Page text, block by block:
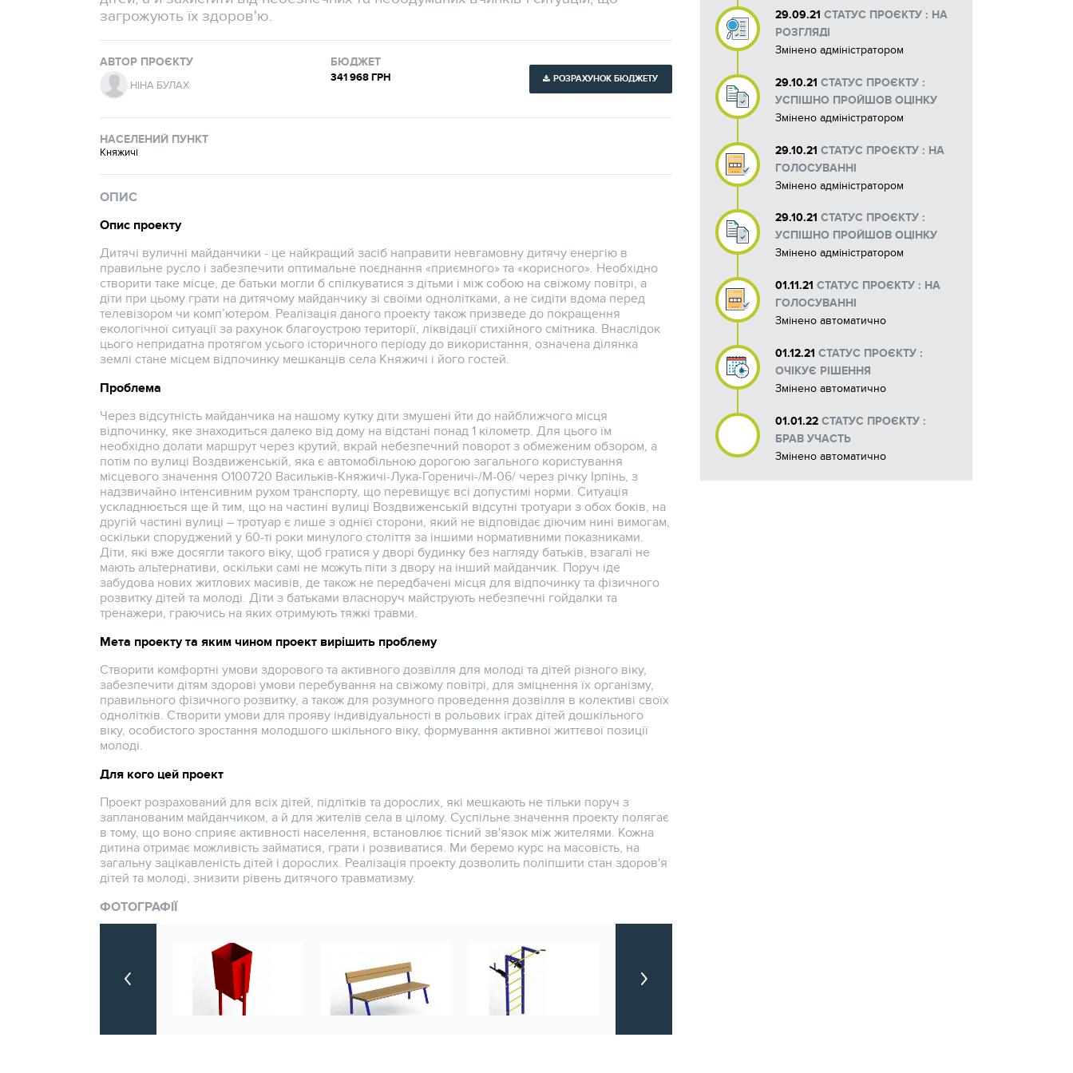
загрожують їх здоров'ю.
АВТОР ПРОЄКТУ
НІНА БУЛАХ
БЮДЖЕТ
341 968 ГРН РОЗРАХУНОК БЮДЖЕТУ
НАСЕЛЕНИЙ ПУНКТ
Княжичі
ОПИС
Опис проекту
Дитячі вуличні майданчики - це найкращий засіб направити невгамовну дитячу енергію в
правильне русло і забезпечити оптимальне поєднання «приємного» та «корисного». Необхідно
створити таке місце, де батьки могли б спілкуватися з дітьми і між собою на свіжому повітрі, а
діти при цьому грати на дитячому майданчику зі своїми однолітками, а не сидіти вдома перед
телевізором чи комп’ютером. Реалізація даного проекту також призведе до покращення
екологічної ситуації за рахунок благоустрою території, ліквідації стихійного смітника. Внаслідок
цього непридатна протягом усього історичного періоду до використання, означена ділянка
землі стане місцем відпочинку мешканців села Княжичі і його гостей.
Проблема
Через відсутність майданчика на нашому кутку діти змушені йти до найближчого місця
відпочинку, яке знаходиться далеко від дому на відстані понад 1 кілометр. Для цього їм
необхідно долати маршрут через крутий, вкрай небезпечний поворот з обмеженим обзором, а
потім по вулиці Воздвиженській, яка є автомобільною дорогою загального користування
місцевого значення О100720 Васильків-Княжичі-Лука-Гореничі-/М-06/ через річку Ірпінь, з
надзвичайно інтенсивним рухом транспорту, що перевищує всі допустимі норми. Ситуація
ускладнюється ще й тим, що на частині вулиці Воздвиженській відсутні тротуари з обох боків, на
другій частині вулиці – тротуар є лише з однієї сторони, який не відповідає діючим нині вимогам,
оскільки споруджений у 60-ті роки минулого століття за іншими нормативними показниками.
Діти, які вже досягли такого віку, щоб гратися у дворі будинку без нагляду батьків, взагалі не
мають альтернативи, оскільки самі не можуть піти з двору на інший майданчик. Поруч іде
забудова нових житлових масивів, де також не передбачені місця для відпочинку та фізичного
розвитку дітей та молоді. Діти з батьками власноруч майструють небезпечні гойдалки та
тренажери, граючись на яких отримують тяжкі травми.
Мета проекту та яким чином проект вирішить проблему
Створити комфортні умови здорового та активного дозвілля для молоді та дітей різного віку,
забезпечити дітям здорові умови перебування на свіжому повітрі, для зміцнення їх організму,
правильного фізичного розвитку, а також для розумного проведення дозвілля в колективі своїх
однолітків. Створити умови для прояву індивідуальності в рольових іграх дітей дошкільного
віку, особистого зростання молодшого шкільного віку, формування активної життєвої позиції
молоді.
Для кого цей проект
Проект розрахований для всіх дітей, підлітків та дорослих, які мешкають не тільки поруч з
запланованим майданчиком, а й для жителів села в цілому. Суспільне значення проекту полягає
в тому, що воно сприяє активності населення, встановлює тісний зв'язок між жителями. Кожна
дитина отримає можливість займатися, грати і розвиватися. Ми беремо курс на масовість, на
загальну зацікавленість дітей і дорослих. Реалізація проекту дозволить поліпшити стан здоров'я
дітей та молоді, знизити рівень дитячого травматизму.
ФОТОГРАФІЇ
29.09.21 СТАТУС ПРОЄКТУ : НА
РОЗГЛЯДІ
Змінено адміністратором
29.10.21 СТАТУС ПРОЄКТУ :
УСПІШНО ПРОЙШОВ ОЦІНКУ
Змінено адміністратором
29.10.21 СТАТУС ПРОЄКТУ : НА
ГОЛОСУВАННІ
Змінено адміністратором
29.10.21 СТАТУС ПРОЄКТУ :
УСПІШНО ПРОЙШОВ ОЦІНКУ
Змінено адміністратором
01.11.21 СТАТУС ПРОЄКТУ : НА
ГОЛОСУВАННІ
Змінено автоматично
01.12.21 СТАТУС ПРОЄКТУ :
ОЧІКУЄ РІШЕННЯ
Змінено автоматично
01.01.22 СТАТУС ПРОЄКТУ :
БРАВ УЧАСТЬ
Змінено автоматично